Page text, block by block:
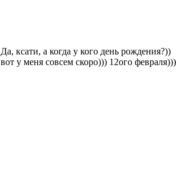
Да, ксати, а когда у кого день рождения?))
вот у меня совсем скоро))) 12ого